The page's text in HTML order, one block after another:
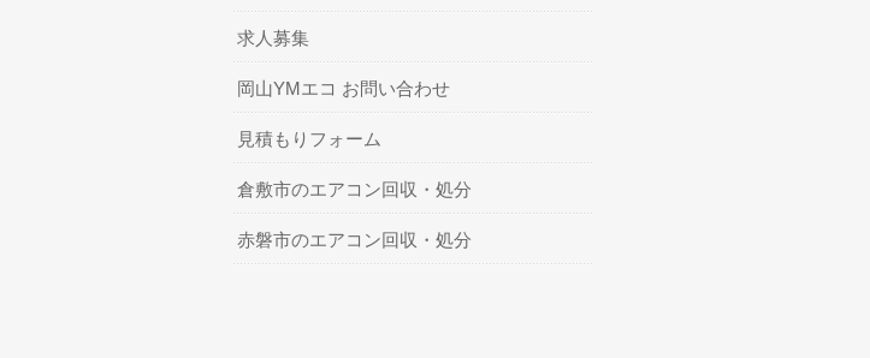
求人募集
岡山YMエコ お問い合わせ
見積もりフォーム
倉敷市のエアコン回収・処分
赤磐市のエアコン回収・処分